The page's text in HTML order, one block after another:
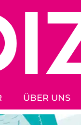
ÜBER UNS